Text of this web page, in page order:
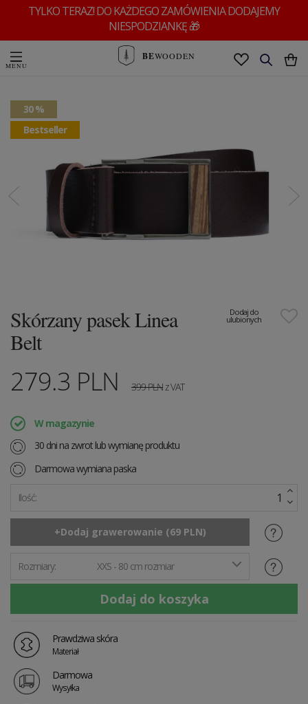
TYLKO TERAZ! DO KAŻDEGO ZAMÓWIENIA DODAJEMY
NIESPODZIANKĘ 🎁
BEWOODEN
30 %
Bestseller
Dodaj do
ulubionych
Skórzany pasek Linea
Belt
279.3 PLN 399PLNz VAT
W magazynie
30 dni na zwrot lub wymianę produktu
Darmowa wymiana paska
Ilość:
Rozmiary: XXS - 80 cm rozmiar
Prawdziwa skóra
Materiał
Darmowa
Wysyłka